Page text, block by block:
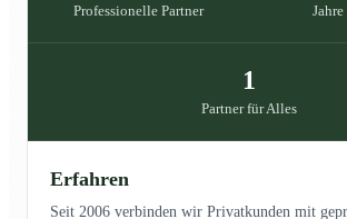
Professionelle Partner
1
Partner für Alles
Erfahren
Seit 2006 verbinden wir Privatkunden mit